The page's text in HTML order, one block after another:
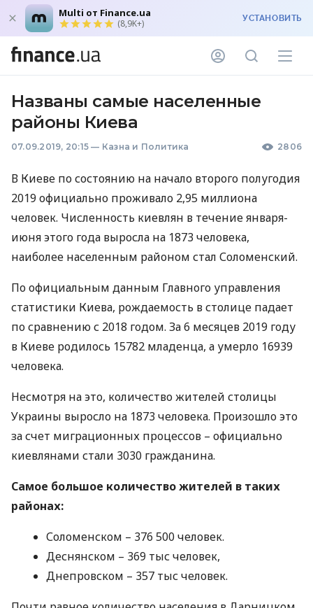
Multi от Finance.ua
(8,9K+) УСТАНОВИТЬ
Названы самые населенные
районы Киева
07.09.2019, 20:15 — Казна и Политика 2806
В Киеве по состоянию на начало второго полугодия
2019 официально проживало 2,95 миллиона
человек. Численность киевлян в течение января-
июня этого года выросла на 1873 человека,
наиболее населенным районом стал Соломенский.
По официальным данным Главного управления
статистики Киева, рождаемость в столице падает
по сравнению с 2018 годом. За 6 месяцев 2019 году
в Киеве родилось 15782 младенца, а умерло 16939
человека.
Несмотря на это, количество жителей столицы
Украины выросло на 1873 человека. Произошло это
за счет миграционных процессов – официально
киевлянами стали 3030 гражданина.
Самое большое количество жителей в таких
районах:
Соломенском – 376 500 человек.
Деснянском – 369 тыс человек,
Днепровском – 357 тыс человек.